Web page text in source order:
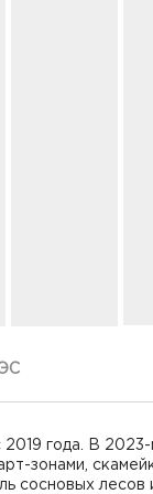
2019 года. В
зонами,
сосновых лесов